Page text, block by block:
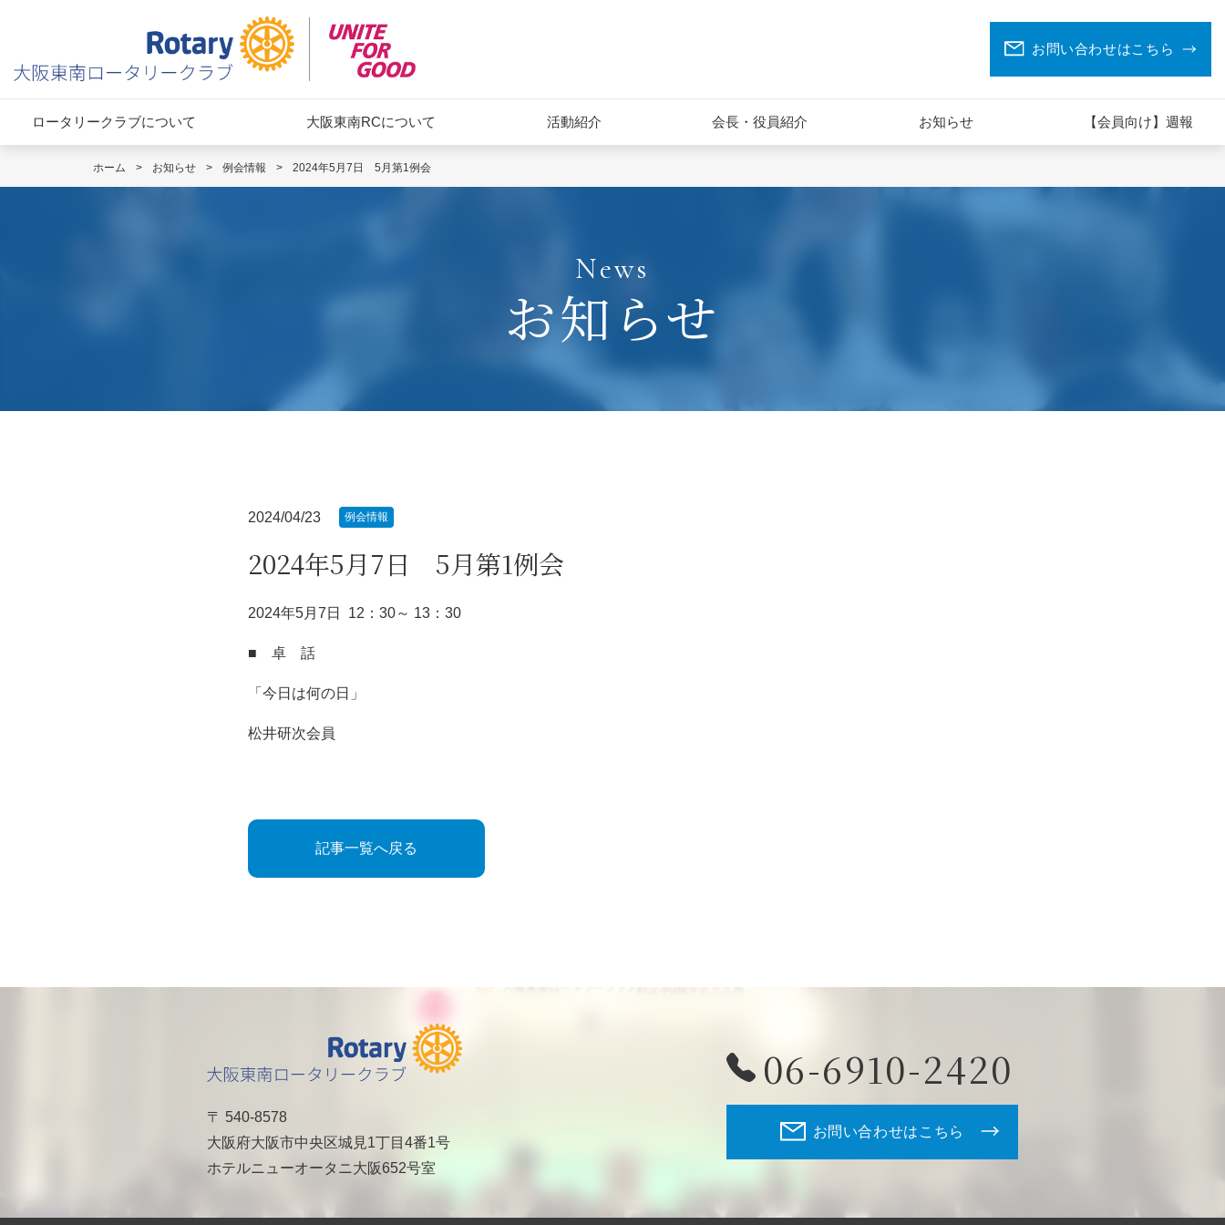
お問い合わせはこちら
ロータリークラブについて 大阪東南RCについて 活動紹介 会長・役員紹介 お知らせ 【会員向け】週報
ホーム > お知らせ > 例会情報 > 2024年5月7日 5月第1例会
News
お知らせ
2024/04/23 例会情報
2024年5月7日 5月第1例会
2024年5月7日 12：30～ 13：30
■ 卓 話
「今日は何の日」
松井研次会員
記事一覧へ戻る
〒 540-8578
大阪府大阪市中央区城見1丁目4番1号
ホテルニューオータニ大阪652号室
06-6910-2420
お問い合わせはこちら